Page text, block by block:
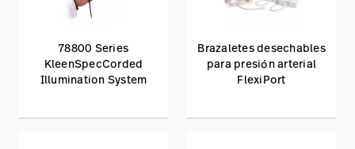
78800 Series
KleenSpecCorded
Illumination System
Brazaletes desechables
para presión arterial
FlexiPort